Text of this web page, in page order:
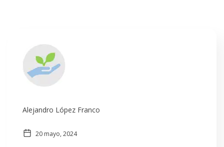
Alejandro López Franco
20 mayo, 2024